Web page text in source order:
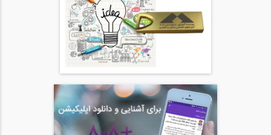
روش های طراحی سازه های بتن مسلح (ترجمه...
اصول مدیریت ساخت- نگاهی بر مدیریت
ساخت...